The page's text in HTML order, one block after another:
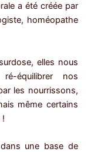
a été créée par
homéopathe
elles nous
équilibrer nos
les nourrissons,
même certains
!
une base de